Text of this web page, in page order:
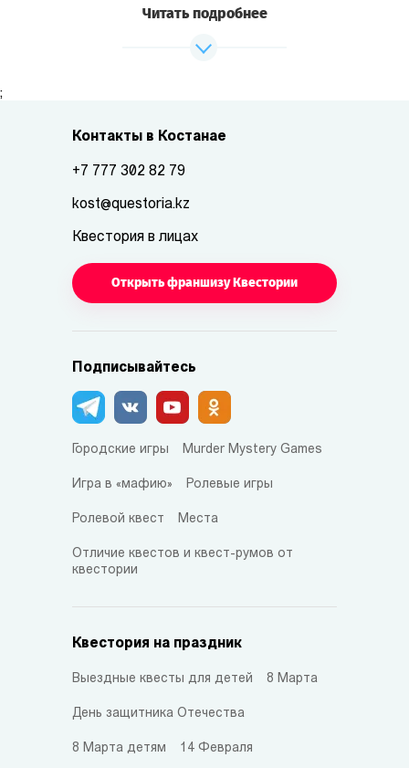
Читать подробнее
;
Контакты в Костанае
+7 777 302 82 79
kost@questoria.kz
Квестория в лицах
Открыть франшизу Квестории
Подписывайтесь
Городские игры Murder Mystery Games
Игра в «мафию» Ролевые игры
Ролевой квест Места
Отличие квестов и квест-румов от
квестории
Квестория на праздник
Выездные квесты для детей 8 Марта
День защитника Отечества
8 Марта детям 14 Февраля